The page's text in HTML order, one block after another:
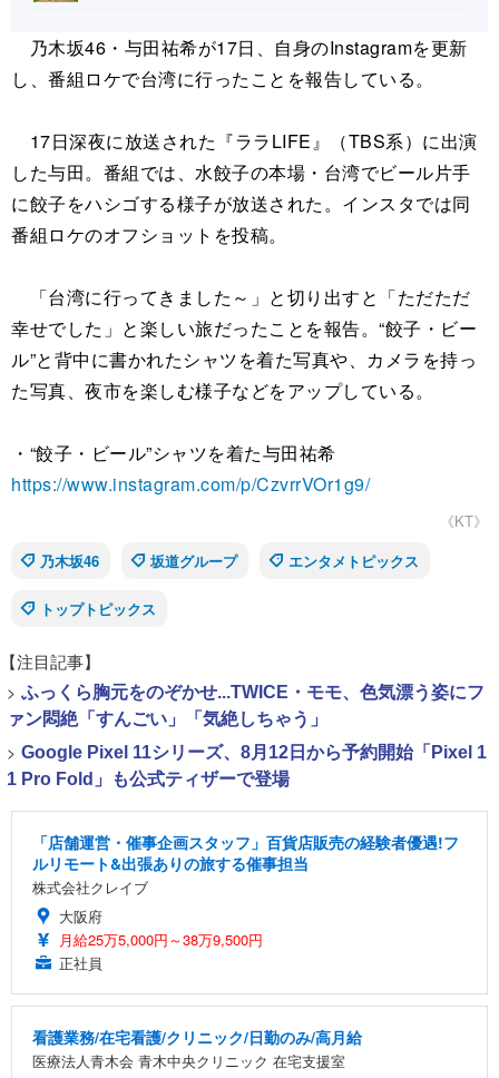
乃木坂46・与田祐希が17日、自身のInstagramを更新
し、番組ロケで台湾に行ったことを報告している。
17日深夜に放送された『ララLIFE』（TBS系）に出演
した与田。番組では、水餃子の本場・台湾でビール片手
に餃子をハシゴする様子が放送された。インスタでは同
番組ロケのオフショットを投稿。
「台湾に行ってきました～」と切り出すと「ただただ
幸せでした」と楽しい旅だったことを報告。“餃子・ビー
ル”と背中に書かれたシャツを着た写真や、カメラを持っ
た写真、夜市を楽しむ様子などをアップしている。
・“餃子・ビール”シャツを着た与田祐希
https://www.instagram.com/p/CzvrrVOr1g9/
《KT》
乃木坂46
坂道グループ エンタメトピックス
トップトピックス
【注目記事】
> ふっくら胸元をのぞかせ...TWICE・モモ、色気漂う姿にフ
ァン悶絶「すんごい」「気絶しちゃう」
> Google Pixel 11シリーズ、8月12日から予約開始「Pixel 1
1 Pro Fold」も公式ティザーで登場
「店舗運営・催事企画スタッフ」百貨店販売の経験者優遇!フ
ルリモート&出張ありの旅する催事担当
株式会社クレイブ
大阪府
月給25万5,000円～38万9,500円
正社員
看護業務/在宅看護/クリニック/日勤のみ/高月給
医療法人青木会 青木中央クリニック 在宅支援室